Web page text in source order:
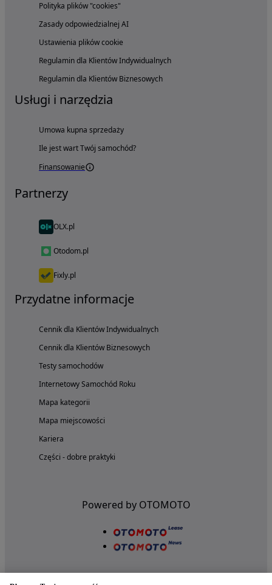
Polityka plików "cookies"
Zasady odpowiedzialnej AI
Ustawienia plików cookie
Regulamin dla Klientów Indywidualnych
Regulamin dla Klientów Biznesowych
Usługi i narzędzia
Umowa kupna sprzedaży
Ile jest wart Twój samochód?
Finansowanie
Partnerzy
OLX.pl
Otodom.pl
Fixly.pl
Przydatne informacje
Cennik dla Klientów Indywidualnych
Cennik dla Klientów Biznesowych
Testy samochodów
Internetowy Samochód Roku
Mapa kategorii
Mapa miejscowości
Kariera
Części - dobre praktyki
Powered by OTOMOTO